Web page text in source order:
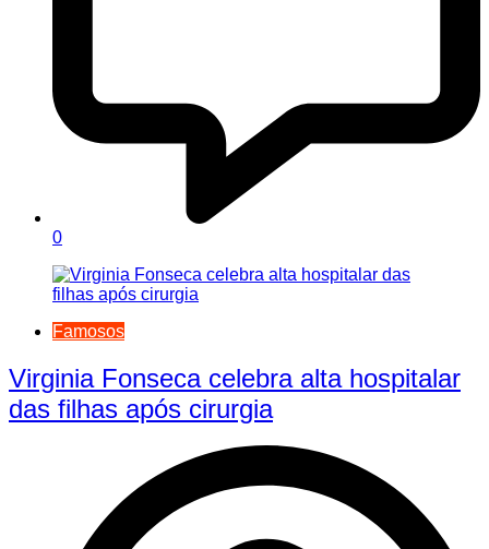
0
Famosos
Virginia Fonseca celebra alta hospitalar
das filhas após cirurgia